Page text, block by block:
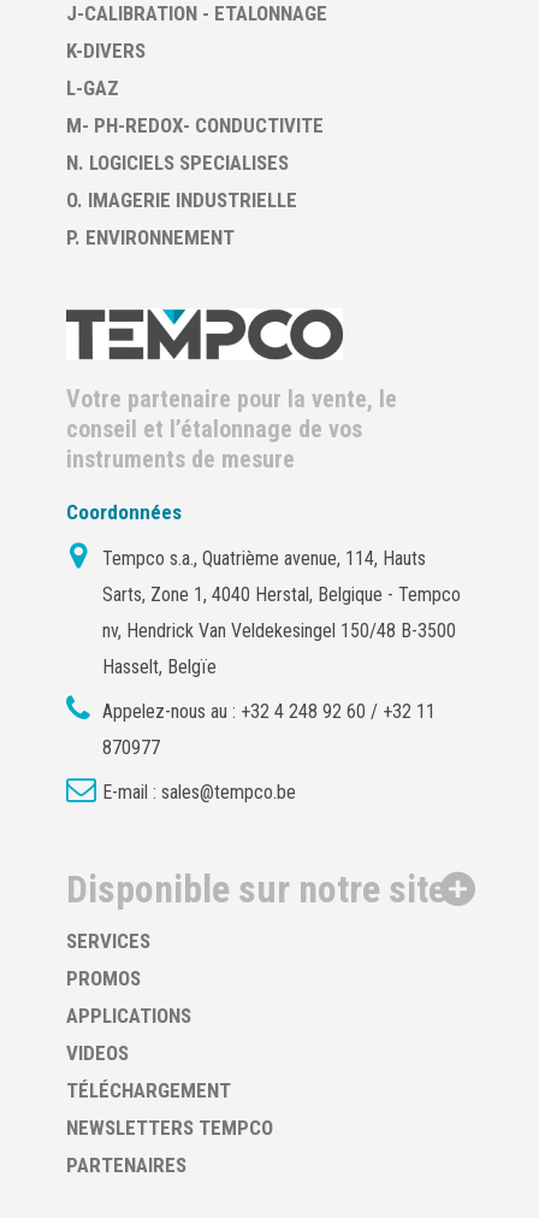
J-CALIBRATION - ETALONNAGE
K-DIVERS
L-GAZ
M- PH-REDOX- CONDUCTIVITE
N. LOGICIELS SPECIALISES
O. IMAGERIE INDUSTRIELLE
P. ENVIRONNEMENT
Votre partenaire pour la vente, le
conseil et l’étalonnage de vos
instruments de mesure
Coordonnées
Tempco s.a., Quatrième avenue, 114, Hauts
Sarts, Zone 1, 4040 Herstal, Belgique - Tempco
nv, Hendrick Van Veldekesingel 150/48 B-3500
Hasselt, Belgïe
Appelez-nous au : +32 4 248 92 60 / +32 11
870977
E-mail : sales@tempco.be
Disponible sur notre site
SERVICES
PROMOS
APPLICATIONS
VIDEOS
TÉLÉCHARGEMENT
NEWSLETTERS TEMPCO
PARTENAIRES